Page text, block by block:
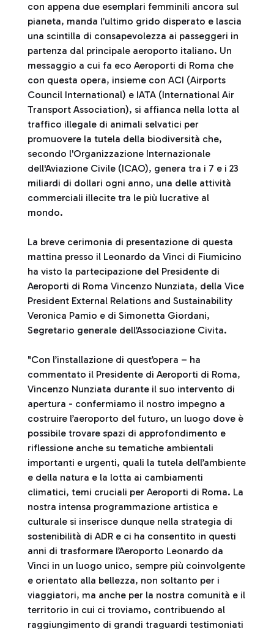
con appena due esemplari femminili ancora sul
pianeta, manda l’ultimo grido disperato e lascia
una scintilla di consapevolezza ai passeggeri in
partenza dal principale aeroporto italiano. Un
messaggio a cui fa eco Aeroporti di Roma che
con questa opera, insieme con ACI (Airports
Council International) e IATA (International Air
Transport Association), si affianca nella lotta al
traffico illegale di animali selvatici per
promuovere la tutela della biodiversità che,
secondo l'Organizzazione Internazionale
dell'Aviazione Civile (ICAO), genera tra i 7 e i 23
miliardi di dollari ogni anno, una delle attività
commerciali illecite tra le più lucrative al
mondo.
La breve cerimonia di presentazione di questa
mattina presso il Leonardo da Vinci di Fiumicino
ha visto la partecipazione del Presidente di
Aeroporti di Roma Vincenzo Nunziata, della Vice
President External Relations and Sustainability
Veronica Pamio e di Simonetta Giordani,
Segretario generale dell’Associazione Civita.
"Con l’installazione di quest’opera – ha
commentato il Presidente di Aeroporti di Roma,
Vincenzo Nunziata durante il suo intervento di
apertura - confermiamo il nostro impegno a
costruire l’aeroporto del futuro, un luogo dove è
possibile trovare spazi di approfondimento e
riflessione anche su tematiche ambientali
importanti e urgenti, quali la tutela dell’ambiente
e della natura e la lotta ai cambiamenti
climatici, temi cruciali per Aeroporti di Roma. La
nostra intensa programmazione artistica e
culturale si inserisce dunque nella strategia di
sostenibilità di ADR e ci ha consentito in questi
anni di trasformare l’Aeroporto Leonardo da
Vinci in un luogo unico, sempre più coinvolgente
e orientato alla bellezza, non soltanto per i
viaggiatori, ma anche per la nostra comunità e il
territorio in cui ci troviamo, contribuendo al
raggiungimento di grandi traguardi testimoniati